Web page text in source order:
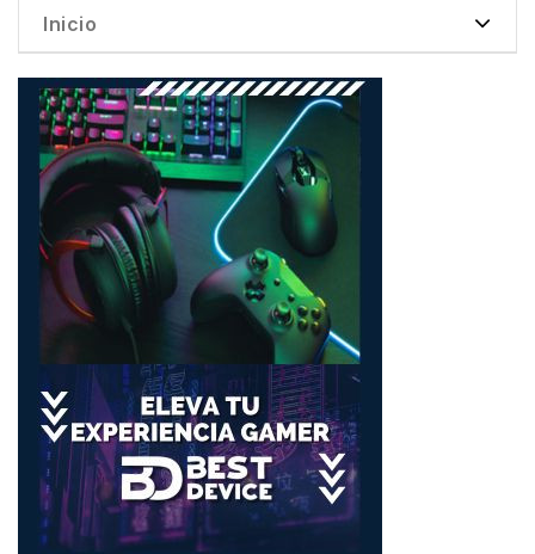
Inicio